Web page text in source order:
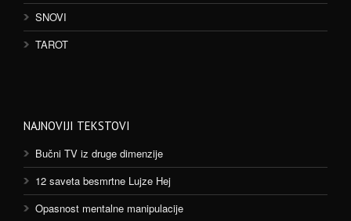
SNOVI
TAROT
NAJNOVIJI TEKSTOVI
Bučni TV iz druge dimenzije
12 saveta besmrtne Lujze Hej
Opasnost mentalne manipulacije